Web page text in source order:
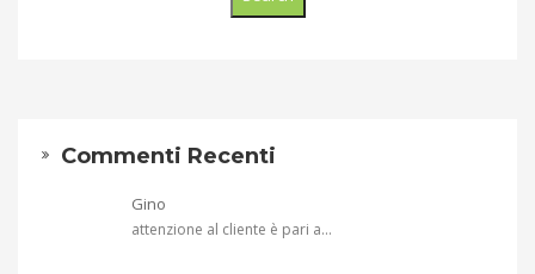
Commenti Recenti
Gino
attenzione al cliente è pari a...